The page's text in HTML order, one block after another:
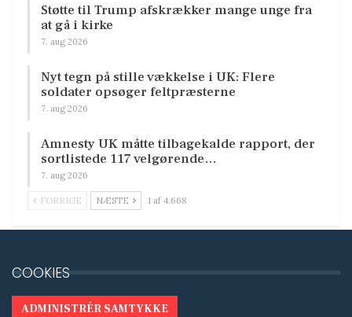
Støtte til Trump afskrækker mange unge fra
at gå i kirke
7. aug 2026
Nyt tegn på stille vækkelse i UK: Flere
soldater opsøger feltpræsterne
7. aug 2026
Amnesty UK måtte tilbagekalde rapport, der
sortlistede 117 velgørende…
7. aug 2026
FORRIGE NÆSTE 1 af 4.668
COOKIES
ADMINISTRÉR SAMTYKKE